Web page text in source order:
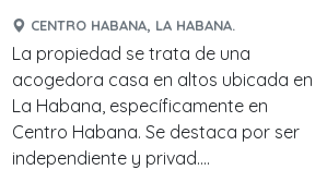
CENTRO HABANA, LA HABANA.
La propiedad se trata de una
acogedora casa en altos ubicada en
La Habana, específicamente en
Centro Habana. Se destaca por ser
independiente y privad....